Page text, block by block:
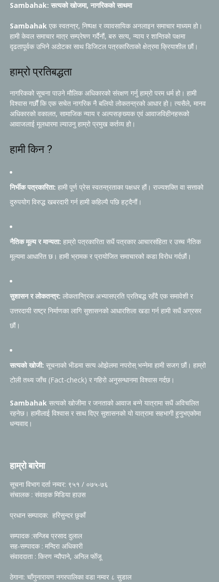
Sambahak: सत्यको खोजमा, नागरिकको साथमा
Sambahak एक स्वतन्त्र, निष्पक्ष र व्यावसायिक अनलाइन समाचार माध्यम हो।
हामी केवल समाचार मात्र सम्प्रेषण गर्दैनौं, बरु सत्य, न्याय र शान्तिको पक्षमा
दृढतापूर्वक उभिने अठोटका साथ डिजिटल पत्रकारिताको क्षेत्रमा क्रियाशील छौं।
हाम्रो प्रतिबद्धता
नागरिकको सूचना पाउने मौलिक अधिकारको संरक्षण गर्नु हाम्रो परम धर्म हो। हामी
विश्वास गर्छौं कि एक सचेत नागरिक नै बलियो लोकतन्त्रको आधार हो। त्यसैले, मानव
अधिकारको वकालत, सामाजिक न्याय र अल्पसङ्ख्यक एवं आवाजविहीनहरूको
आवाजलाई मूलधारमा ल्याउनु हाम्रो प्रमुख कर्तव्य हो।
हामी किन ?
निर्भीक पत्रकारिता: हामी पूर्ण प्रेस स्वतन्त्रताका पक्षधर हौं। राज्यशक्ति वा सत्ताको
दुरुपयोग विरुद्ध खबरदारी गर्न हामी कहिल्यै पछि हट्दैनौं।
नैतिक मूल्य र मान्यता: हाम्रो पत्रकारिता सधैं पत्रकार आचारसंहिता र उच्च नैतिक
मूल्यमा आधारित छ। हामी भ्रामक र प्रायोजित समाचारको कडा विरोध गर्दछौं।
सुशासन र लोकतन्त्र: लोकतान्त्रिक अभ्यासप्रति प्रतिबद्ध रहँदै एक समावेशी र
उत्तरदायी राष्ट्र निर्माणका लागि सुशासनको आधारशिला खडा गर्न हामी सधैं अग्रसर
छौं।
सत्यको खोजी: सूचनाको भीडमा सत्य ओझेलमा नपरोस् भन्नेमा हामी सजग छौं। हाम्रो
टोली तथ्य जाँच (Fact-check) र गहिरो अनुसन्धानमा विश्वास गर्दछ।
Sambahak सत्यको खोजीमा र जनताको आवाज बन्ने यात्रामा सधैं अविचलित
रहनेछ। हामीलाई विश्वास र साथ दिएर सुशासनको यो यात्रामा सहभागी हुनुभएकोमा
धन्यवाद।
हाम्रो बारेमा
सूचना विभाग दर्ता नम्वर: ९५१ / ०७५-७६
संचालक : संवाहक मिडिया हाउस
प्रधान सम्पादक: हरिसुन्दर छुकाँ
सम्पादक :सन्जिब प्रसाद दुलाल
सह-सम्पादक : मन्दिरा अधिकारी
संवाददाता : किरण न्यौपाने, अनिल फोँजू
ठेगाना: चाँगुनारायण नगरपालिका वडा नम्वर ८ सुडाल